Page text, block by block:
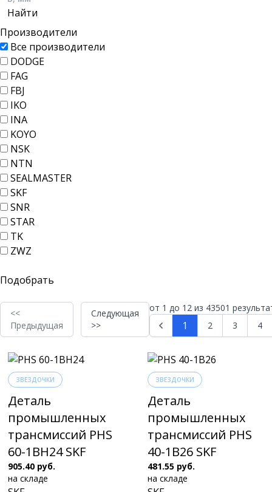
Производители
Все производители
DODGE
FAG
FBJ
IKO
INA
KOYO
NSK
NTN
SEALMASTER
SKF
SNR
STAR
TK
ZWZ
<<
Предыдущая
Следующая
>>
от 1 до 12 из 43501
1 2 3 4
ЗВЕЗДОЧКИ
Деталь
промышленных
трансмиссий PHS
60-1BH24 SKF
905.40 руб.
на складе
ЗВЕЗДОЧКИ
Деталь
промышленных
трансмиссий PHS
40-1B26 SKF
481.55 руб.
на складе